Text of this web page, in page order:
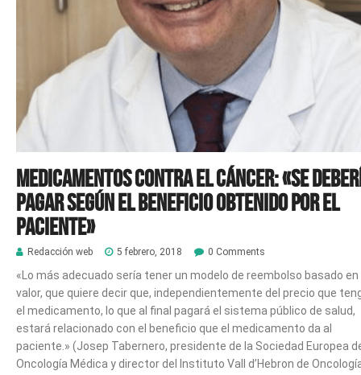
Medicamentos contra el cáncer: «Se
pagar según el beneficio obtenido por el
paciente»
Redacción web 5 febrero, 2018 0 Comments
«Lo más adecuado sería tener un modelo de reembolso basado en
valor, que quiere decir que, independientemente del precio que
el medicamento, lo que al final pagará el sistema público de salud,
estará relacionado con el beneficio que el medicamento da al
paciente.» (Josep Tabernero, presidente de la Sociedad Europea
Oncología Médica y director del Instituto Vall d’Hebron de